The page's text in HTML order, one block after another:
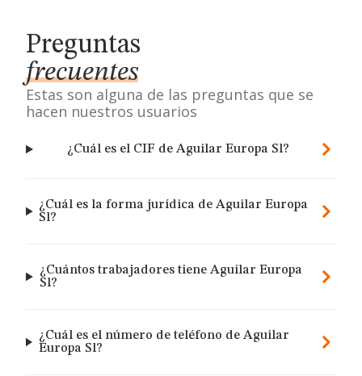
Preguntas
frecuentes
Estas son alguna de las preguntas que se
hacen nuestros usuarios
¿Cuál es el CIF de Aguilar Europa Sl?
¿Cuál es la forma jurídica de Aguilar Europa
Sl?
¿Cuántos trabajadores tiene Aguilar Europa
Sl?
¿Cuál es el número de teléfono de Aguilar
Europa Sl?